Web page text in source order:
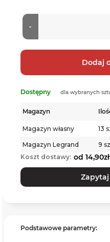
Dostępny dla wybranych
Magazyn
Magazyn własny 13
Magazyn Legrand 9
Koszt dostawy: od 14,90zł
Podstawowe parametry: